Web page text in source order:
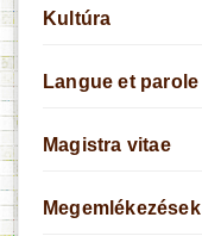
Kultúra
Langue et parole
Magistra vitae
Megemlékezések